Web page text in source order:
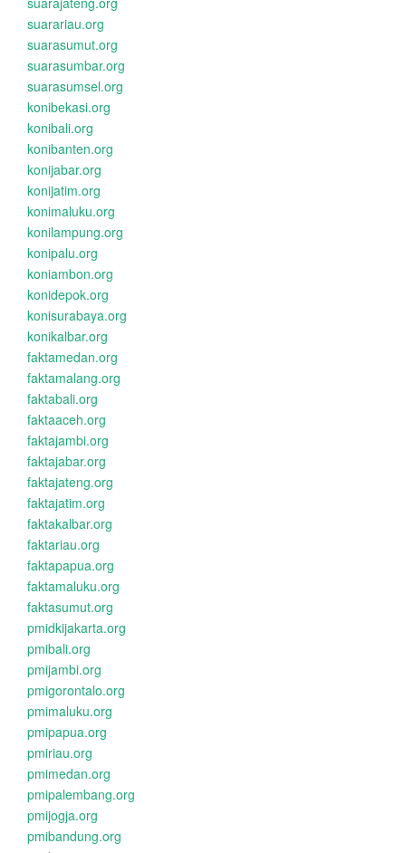
suarariau.org
suarasumut.org
suarasumbar.org
suarasumsel.org
konibekasi.org
konibali.org
konibanten.org
konijabar.org
konijatim.org
konimaluku.org
konilampung.org
konipalu.org
koniambon.org
konidepok.org
konisurabaya.org
konikalbar.org
faktamedan.org
faktamalang.org
faktabali.org
faktaaceh.org
faktajambi.org
faktajabar.org
faktajateng.org
faktajatim.org
faktakalbar.org
faktariau.org
faktapapua.org
faktamaluku.org
faktasumut.org
pmidkijakarta.org
pmibali.org
pmijambi.org
pmigorontalo.org
pmimaluku.org
pmipapua.org
pmiriau.org
pmimedan.org
pmipalembang.org
pmijogja.org
pmibandung.org